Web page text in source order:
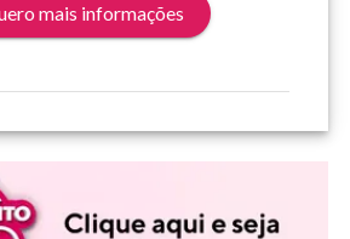
mais informações